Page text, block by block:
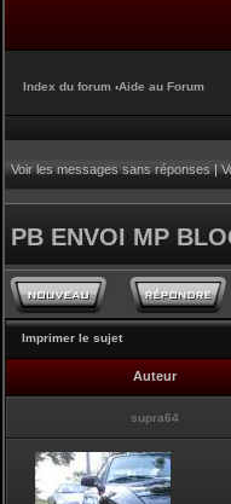
Index du forum ‹Aide au Forum
Voir les messages sans réponses|
PB ENVOI MP
Imprimer le sujet
Auteur
supra64